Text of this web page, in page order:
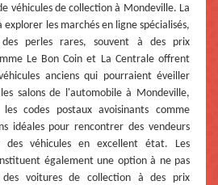
véhicules de collection à Mondeville. La
les marchés en ligne spécialisés,
perles rares, souvent à des prix
Le Bon Coin et La Centrale offrent
anciens qui pourraient éveiller
salons de l'automobile à Mondeville,
codes postaux avoisinants comme
idéales pour rencontrer des vendeurs
des véhicules en excellent état. Les
également une option à ne pas
des voitures de collection à des prix